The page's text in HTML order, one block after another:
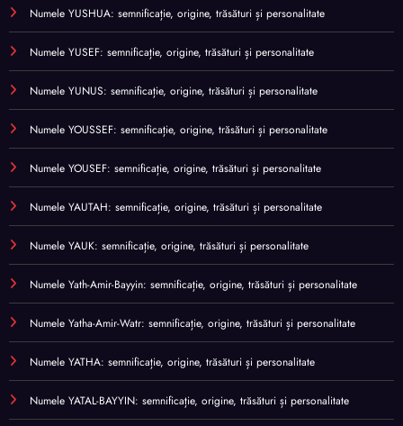
Numele YUSHUA: semnificație, origine, trăsături și personalitate
Numele YUSEF: semnificație, origine, trăsături și personalitate
Numele YUNUS: semnificație, origine, trăsături și personalitate
Numele YOUSSEF: semnificație, origine, trăsături și personalitate
Numele YOUSEF: semnificație, origine, trăsături și personalitate
Numele YAUTAH: semnificație, origine, trăsături și personalitate
Numele YAUK: semnificație, origine, trăsături și personalitate
Numele Yath-Amir-Bayyin: semnificație, origine, trăsături și personalitate
Numele Yatha-Amir-Watr: semnificație, origine, trăsături și personalitate
Numele YATHA: semnificație, origine, trăsături și personalitate
Numele YATAL-BAYYIN: semnificație, origine, trăsături și personalitate